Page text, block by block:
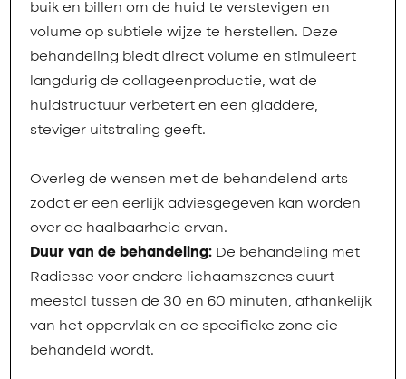
buik en billen om de huid te verstevigen en
volume op subtiele wijze te herstellen. Deze
behandeling biedt direct volume en stimuleert
langdurig de collageenproductie, wat de
huidstructuur verbetert en een gladdere,
steviger uitstraling geeft.
Overleg de wensen met de behandelend arts
zodat er een eerlijk adviesgegeven kan worden
over de haalbaarheid ervan.
Duur van de behandeling: De behandeling met
Radiesse voor andere lichaamszones duurt
meestal tussen de 30 en 60 minuten, afhankelijk
van het oppervlak en de specifieke zone die
behandeld wordt.